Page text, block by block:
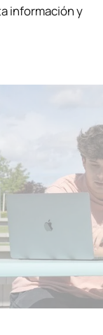
información y